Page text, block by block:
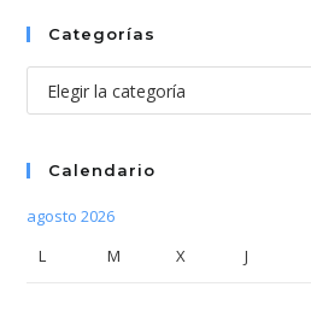
Categorías
Categorías
Calendario
agosto 2026
L
M X J